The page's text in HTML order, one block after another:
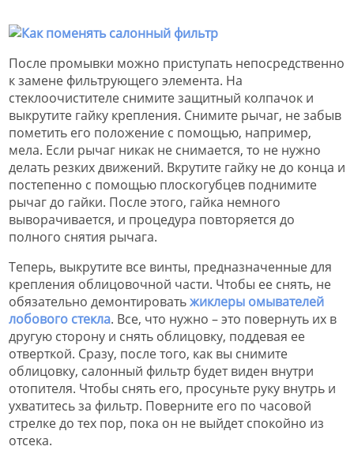
После промывки можно приступать непосредственно
к замене фильтрующего элемента. На
стеклоочистителе снимите защитный колпачок и
выкрутите гайку крепления. Снимите рычаг, не забыв
пометить его положение с помощью, например,
мела. Если рычаг никак не снимается, то не нужно
делать резких движений. Вкрутите гайку не до конца и
постепенно с помощью плоскогубцев поднимите
рычаг до гайки. После этого, гайка немного
выворачивается, и процедура повторяется до
полного снятия рычага.
Теперь, выкрутите все винты, предназначенные для
крепления облицовочной части. Чтобы ее снять, не
обязательно демонтироватьжиклеры омывателей
лобового стекла. Все, что нужно – это повернуть их в
другую сторону и снять облицовку, поддевая ее
отверткой. Сразу, после того, как вы снимите
облицовку, салонный фильтр будет виден внутри
отопителя. Чтобы снять его, просуньте руку внутрь и
ухватитесь за фильтр. Поверните его по часовой
стрелке до тех пор, пока он не выйдет спокойно из
отсека.